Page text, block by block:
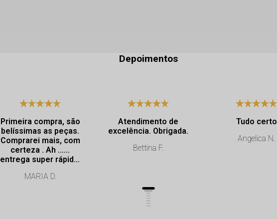
Depoimentos
Primeira compra, são
belíssimas as peças.
Comprarei mais, com
certeza . Ah ……
entrega super rápida.
excelência.
MARIA D.
Atendimento de
excelência. Obrigada.
Bettina F.
Tudo certo
Angelica N.